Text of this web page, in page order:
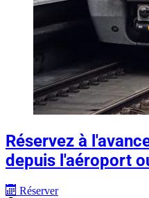
Réservez à
depuis l'aéroport
Réserver